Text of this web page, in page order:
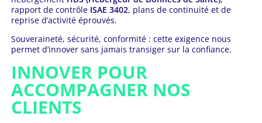
rapport de contrôle ISAE 3402, plans de continuité et de
reprise d’activité éprouvés.
Souveraineté, sécurité, conformité : cette exigence nous
permet d’innover sans jamais transiger sur la confiance.
INNOVER POUR
ACCOMPAGNER NOS
CLIENTS